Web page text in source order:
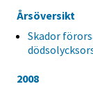
Årsöversikt
Skador
2008